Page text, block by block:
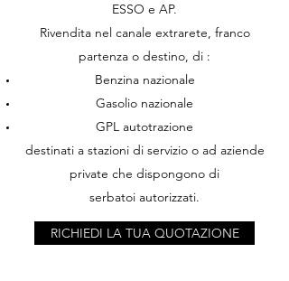
ESSO e AP.
Rivendita nel canale extrarete, franco
partenza o destino, di :
Benzina nazionale
Gasolio nazionale
GPL autotrazione
destinati a stazioni di servizio o ad aziende
private che dispongono di
serbatoi autorizzati.
RICHIEDI LA TUA QUOTAZIONE